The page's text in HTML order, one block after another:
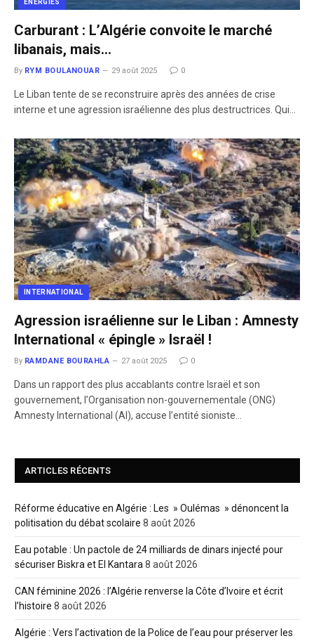
ÉNERGIES
Carburant : L’Algérie convoite le marché
libanais, mais…
By RYM BOULANOUAR 29 août 2025 0
Le Liban tente de se reconstruire après des années de crise
interne et une agression israélienne des plus destructrices. Qui…
INTERNATIONAL
Agression israélienne sur le Liban : Amnesty
International « épingle » Israël !
By RAMDANE BOURAHLA 27 août 2025 0
Dans un rapport des plus accablants contre Israël et son
gouvernement, l’Organisation non-gouvernementale (ONG)
Amnesty International (AI), accuse l’entité sioniste…
ARTICLES RÉCENTS
Réforme éducative en Algérie : Les » Oulémas » dénoncent la
politisation du débat scolaire 8 août 2026
Eau potable : Un pactole de 24 milliards de dinars injecté pour
sécuriser Biskra et El Kantara 8 août 2026
CAN féminine 2026 : l’Algérie renverse la Côte d’Ivoire et écrit
l’histoire 8 août 2026
Algérie : Vers l’activation de la Police de l’eau pour préserver les